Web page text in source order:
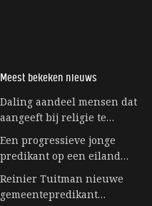
Meest bekeken nieuws
Daling aandeel mensen dat
aangeeft bij religie te
Een progressieve jonge
predikant op een eiland
Reinier Tuitman nieuwe
gemeentepredikant